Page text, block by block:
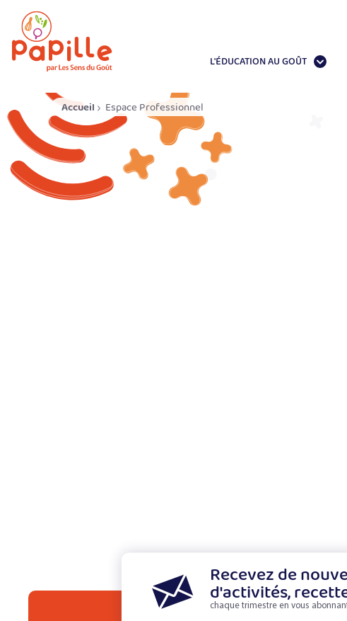
L'ÉDUCATION AU GOÛT
Accueil Espace Professionnel
Recevez de
d'activités,
chaque trimestre en vous